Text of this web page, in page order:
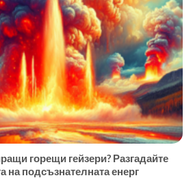
горещи гейзери? Разгадайте
на подсъзнателната енерг